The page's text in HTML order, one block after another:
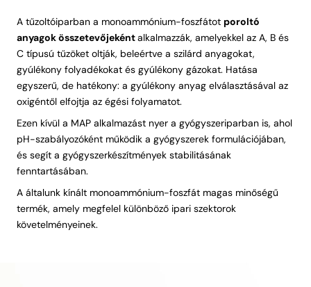
A tűzoltóiparban a monoammónium-foszfátot poroltó
anyagok összetevőjekéntalkalmazzák, amelyekkel az A, B és
C típusú tűzöket oltják, beleértve a szilárd anyagokat,
gyúlékony folyadékokat és gyúlékony gázokat. Hatása
egyszerű, de hatékony: a gyúlékony anyag elválasztásával az
oxigéntől elfojtja az égési folyamatot.
Ezen kívül a MAP alkalmazást nyer a gyógyszeriparban is, ahol
pH-szabályozóként működik a gyógyszerek formulációjában,
és segít a gyógyszerkészítmények stabilitásának
fenntartásában.
A általunk kínált monoammónium-foszfát magas minőségű
termék, amely megfelel különböző ipari szektorok
követelményeinek.